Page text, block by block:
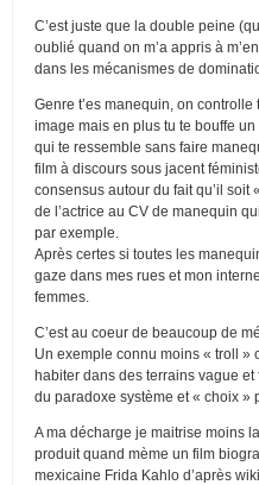
C’est juste que la double peine
oublié quand on m’a appris à
dans les mécanismes de
Genre t’es manequin, on
image mais en plus tu te bouffe
qui te ressemble sans faire
film à discours sous jacent
consensus autour du fait qu’il soit
de l’actrice au CV de manequin
par exemple.
Après certes si toutes les
gaze dans mes rues et mon
femmes.
C’est au coeur de beaucoup de
Un exemple connu moins « troll »
habiter dans des terrains vague
du paradoxe système et « choix »
A ma décharge je maitrise moins
produit quand mème un film
mexicaine Frida Kahlo d’après